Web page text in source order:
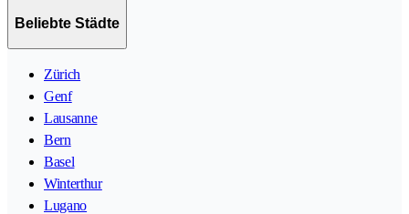
Beliebte Städte
Zürich
Genf
Lausanne
Bern
Basel
Winterthur
Lugano